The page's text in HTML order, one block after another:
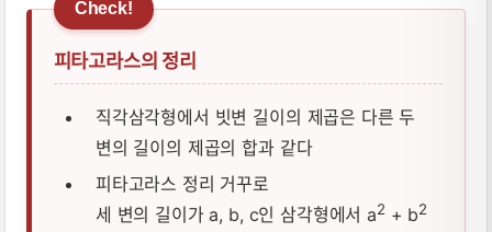
피타고라스의 정리
직각삼각형에서 빗변 길이의 제곱은 다른 두
변의 길이의 제곱의 합과 같다
피타고라스 정리 거꾸로
세 변의 길이가 a, b, c인 삼각형에서 a2 + b2